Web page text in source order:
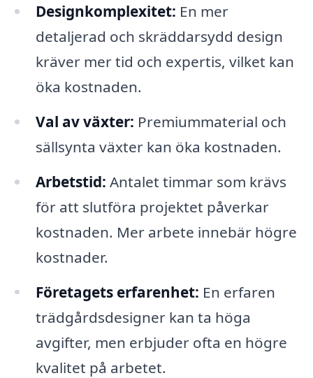
Designkomplexitet: En mer
detaljerad och skräddarsydd design
kräver mer tid och expertis, vilket kan
öka kostnaden.
Val av växter: Premiummaterial och
sällsynta växter kan öka kostnaden.
Arbetstid: Antalet timmar som krävs
för att slutföra projektet påverkar
kostnaden. Mer arbete innebär högre
kostnader.
Företagets erfarenhet: En erfaren
trädgårdsdesigner kan ta höga
avgifter, men erbjuder ofta en högre
kvalitet på arbetet.